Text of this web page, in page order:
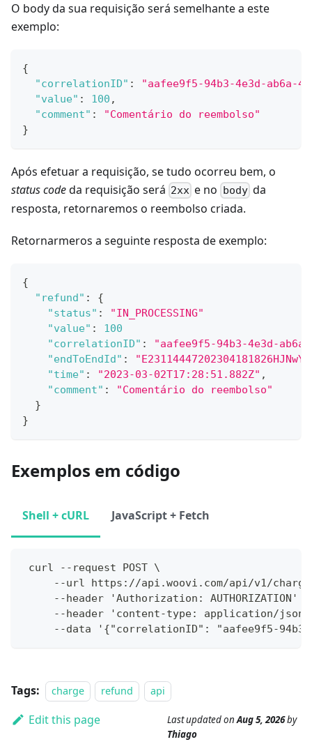
O body da sua requisição será semelhante a este
exemplo:
{
"correlationID" :
"aafee9f5-94b3-4e3d-ab6a-
"value" : 100 ,
"comment" :
"Comentário do reembolso"
}
Após efetuar a requisição, se tudo ocorreu bem, o
status codeda requisição será 2xx e no bodyda
resposta, retornaremos o reembolso criada.
Retornarmeros a seguinte resposta de exemplo:
{
"refund" :
{
"status" :
"IN_PROCESSING"
"value" :
100
"correlationID" :
"aafee9f5-94b3-4e3d-ab6a-
"endToEndId" :
"time" : "2023-03-02T17:28:51.882Z" ,
"comment" :
"Comentário do reembolso"
}
}
Exemplos em código
Shell + cURL JavaScript + Fetch
curl --request POST \
--url https://api.woovi.com/api/v1/
     --header 'Authorization: AUTHORIZATION' \
--header 'content-type: application/
--data '{"correlationID": "aafee9f5-
Tags: charge refund api
Edit this page Last updatedonAug 5, 2026by
Thiago